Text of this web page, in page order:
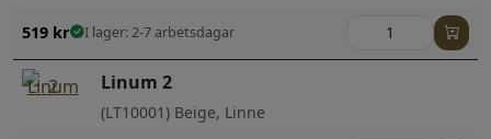
519 kr I lager: 2-7 arbetsdagar
Linum 2
(LT10001) Beige, Linne